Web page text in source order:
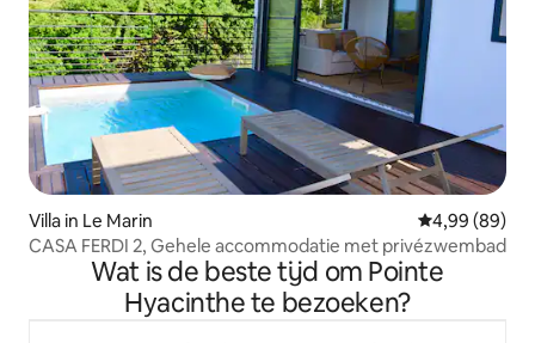
Villa in Le Marin Gemiddelde
4,99 (89)
CASA FERDI 2, Gehele accommodatie met privézwembad
Wat is de beste tijd om Pointe
Hyacinthe te bezoeken?